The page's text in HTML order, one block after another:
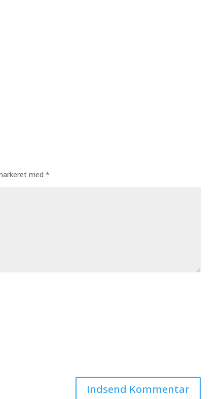
med*